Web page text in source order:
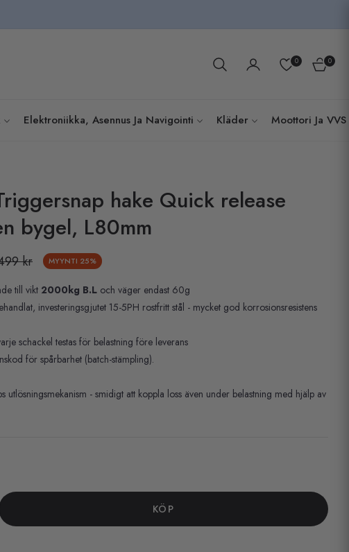
0 0
Elektroniikka, Asennus Ja Navigointi Kläder Moottori Ja VVS
hake Quick release
bygel, L80mm
kr MYYNTI 25%
till vikt 2000kg B.L och väger endast 60g
investeringsgjutet 15-5PH rostfritt stål - mycket god korrosionsresistens
schackel testas för belastning före leverans
för spårbarhet (batch-stämpling).
utlösningsmekanism - smidigt att koppla loss även under belastning med hjälp av
KÖP